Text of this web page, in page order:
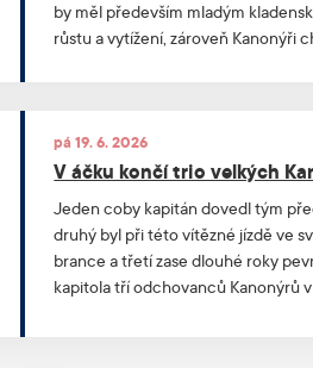
by měl především mladým
růstu a vytížení, zároveň Kanonýři
pá 19. 6. 2026
V áčku končí trio velkých
Jeden coby kapitán dovedl tým
druhý byl při této vítězné jízdě ve
brance a třetí zase dlouhé roky
kapitola tří odchovanců Kanonýrů